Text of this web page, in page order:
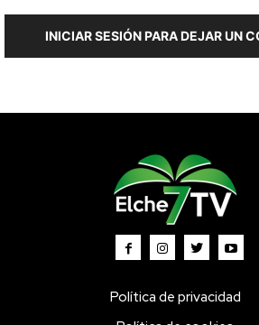
INICIAR SESIÓN PARA DEJAR UN
Política de privacidad